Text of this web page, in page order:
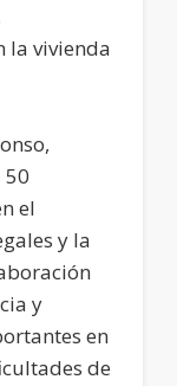
la vivienda
50
el
y la
y
en
de